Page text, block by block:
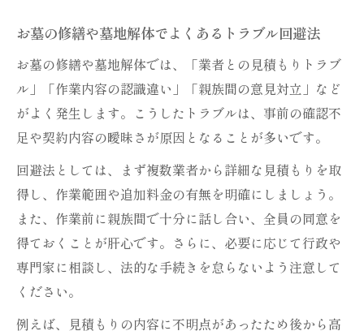
お墓の修繕や墓地解体でよくあるトラブル回避法
お墓の修繕や墓地解体では、「業者との見積もりトラブ
ル」「作業内容の認識違い」「親族間の意見対立」など
がよく発生します。こうしたトラブルは、事前の確認不
足や契約内容の曖昧さが原因となることが多いです。
回避法としては、まず複数業者から詳細な見積もりを取
得し、作業範囲や追加料金の有無を明確にしましょう。
また、作業前に親族間で十分に話し合い、全員の同意を
得ておくことが肝心です。さらに、必要に応じて行政や
専門家に相談し、法的な手続きを怠らないよう注意して
ください。
例えば、見積もりの内容に不明点があったため後から高